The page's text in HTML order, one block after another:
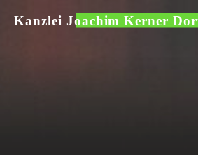
InhaltKanzlei Joachim Kerner